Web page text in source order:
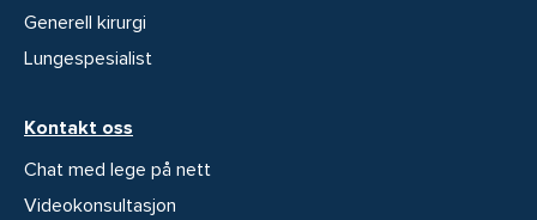
Generell kirurgi
Lungespesialist
Kontakt oss
Chat med lege på nett
Videokonsultasjon